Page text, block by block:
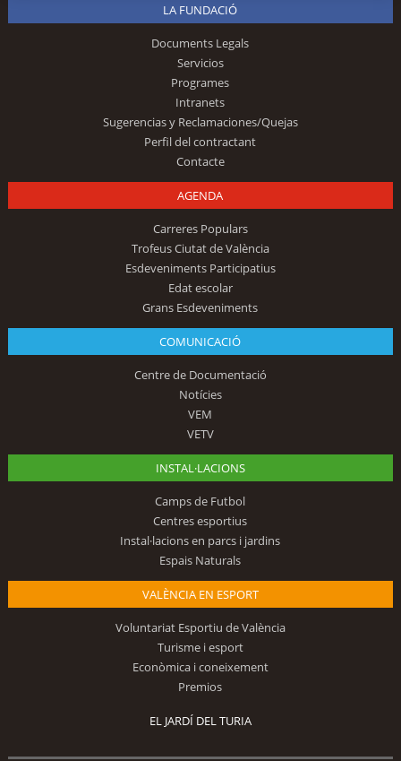
LA FUNDACIÓ
Documents Legals
Servicios
Programes
Intranets
Sugerencias y Reclamaciones/Quejas
Perfil del contractant
Contacte
AGENDA
Carreres Populars
Trofeus Ciutat de València
Esdeveniments Participatius
Edat escolar
Grans Esdeveniments
COMUNICACIÓ
Centre de Documentació
Notícies
VEM
VETV
INSTAL·LACIONS
Camps de Futbol
Centres esportius
Instal·lacions en parcs i jardins
Espais Naturals
VALÈNCIA EN ESPORT
Voluntariat Esportiu de València
Turisme i esport
Econòmica i coneixement
Premios
EL JARDÍ DEL TURIA